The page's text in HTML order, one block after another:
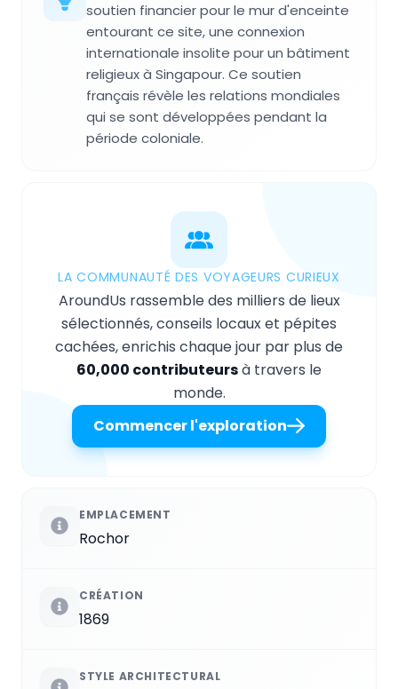
soutien financier pour le mur d'enceinte
entourant ce site, une connexion
internationale insolite pour un bâtiment
religieux à Singapour. Ce soutien
français révèle les relations mondiales
qui se sont développées pendant la
période coloniale.
LA COMMUNAUTÉ DES VOYAGEURS CURIEUX
AroundUs rassemble des milliers de lieux
sélectionnés, conseils locaux et pépites
cachées, enrichis chaque jour par plus de
60,000 contributeursà travers le
monde.
Commencer l'exploration
EMPLACEMENT
Rochor
CRÉATION
1869
STYLE ARCHITECTURAL